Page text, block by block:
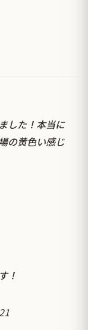
した！本当に
の黄色い感じ
！